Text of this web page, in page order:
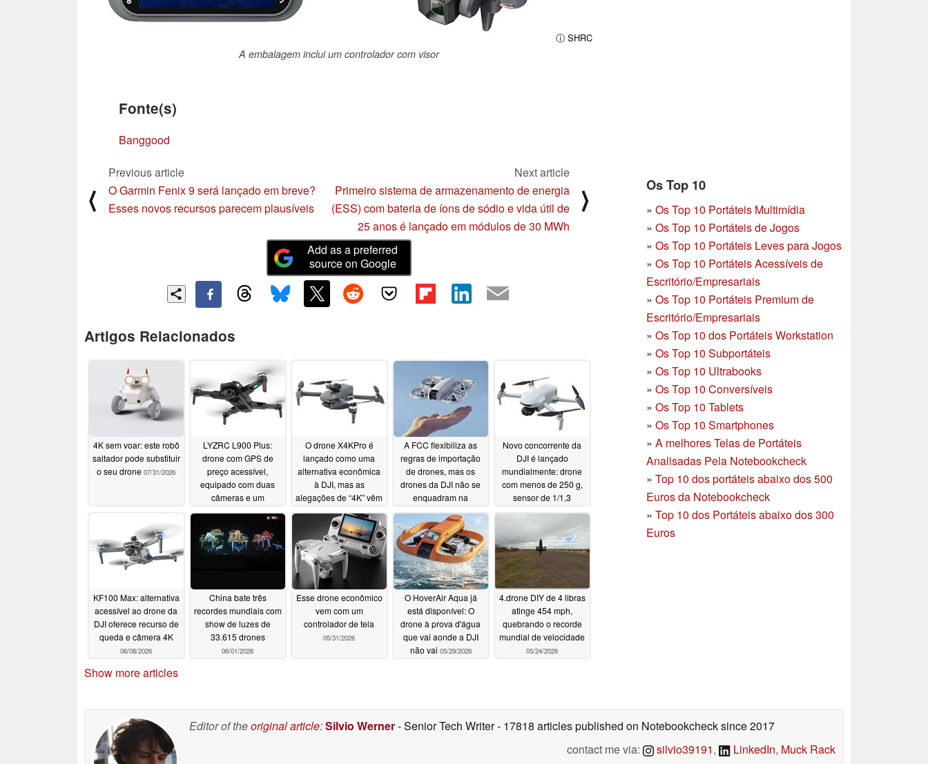
ⓘ SHRC
A embalagem inclui um controlador com visor
Fonte(s)
Banggood
Os Top 10
» Os Top 10 Portáteis Multimídia
» Os Top 10 Portáteis de Jogos
» Os Top 10 Portáteis Leves para Jogos
» Os Top 10 Portáteis Acessíveis de
Escritório/Empresariais
» Os Top 10 Portáteis Premium de
Escritório/Empresariais
» Os Top 10 dos Portáteis Workstation
» Os Top 10 Subportáteis
» Os Top 10 Ultrabooks
» Os Top 10 Conversíveis
» Os Top 10 Tablets
» Os Top 10 Smartphones
» A melhores Telas de Portáteis
Analisadas Pela Notebookcheck
» Top 10 dos portáteis abaixo dos 500
Euros da Notebookcheck
» Top 10 dos Portáteis abaixo dos 300
Euros
⟨
Previous article
O Garmin Fenix 9 será lançado em breve?
Esses novos recursos parecem plausíveis
Next article
Primeiro sistema de armazenamento de energia
(ESS) com bateria de íons de sódio e vida útil de
25 anos é lançado em módulos de 30 MWh
⟩
Add as a preferred
source on Google
Artigos Relacionados
4K sem voar: este robô
saltador pode substituir
o seu drone 07/31/2026
LYZRC L900 Plus:
drone com GPS de
preço acessível,
equipado com duas
câmeras e um
O drone X4KPro é
lançado como uma
alternativa econômica
à DJI, mas as
alegações de “4K” vêm
limitações06/21/2026
A FCC flexibiliza as
regras de importação
de drones, mas os
drones da DJI não se
enquadram na
brinquedo”06/19/2026
Novo concorrente da
DJI é lançado
mundialmente: drone
com menos de 250 g,
sensor de 1/1,3
KF100 Max: alternativa
acessível ao drone da
DJI oferece recurso de
queda e câmera 4K
06/08/2026
China bate três
recordes mundiais com
show de luzes de
33.615 drones
06/01/2026
Esse drone econômico
vem com um
controlador de tela
05/31/2026
O HoverAir Aqua já
está disponível: O
drone à prova d'água
que vai aonde a DJI
não vai 05/29/2026
4.drone DIY de 4 libras
atinge 454 mph,
quebrando o recorde
mundial de velocidade
05/24/2026
Show more articles
Editor of theoriginal article:Silvio Werner- Senior Tech Writer- 17818 articles published on Notebookchecksince 2017
contact me via:
silvio39191, LinkedIn, Muck Rack